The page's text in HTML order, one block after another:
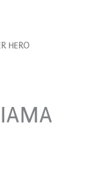
HERO